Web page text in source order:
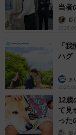
当者
説】
長
「
ハグ
ま
12歳
て見
った
「 梨